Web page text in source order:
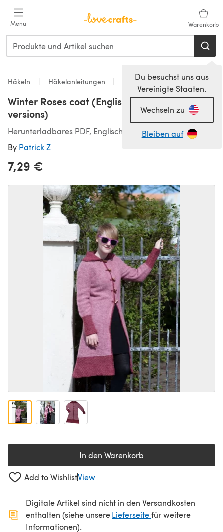
Menu Warenkorb
Du besuchst uns aus
Vereinigte Staaten.
Wechseln zu
Bleiben auf
Häkeln Häkelanleitungen Jackets
Winter Roses coat (English & Swedish
versions)
Herunterladbares PDF, Englisch, Schwedisch
By Patrick Z
7,29 €
In den Warenkorb
Add to WishlistView
Digitale Artikel sind nicht in den Versandkosten
enthalten (siehe unsere Lieferseite(öffnet sich in
für weitere
Informationen).